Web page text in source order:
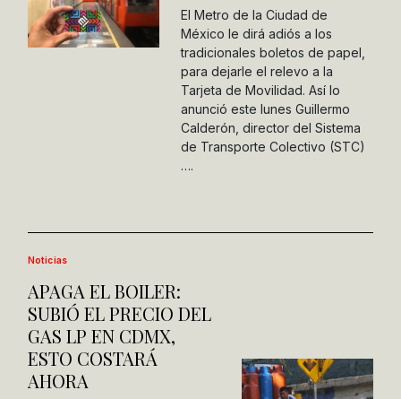
El Metro de la Ciudad de
México le dirá adiós a los
tradicionales boletos de papel,
para dejarle el relevo a la
Tarjeta de Movilidad. Así lo
anunció este lunes Guillermo
Calderón, director del Sistema
de Transporte Colectivo (STC)
….
Noticias
APAGA EL BOILER:
SUBIÓ EL PRECIO DEL
GAS LP EN CDMX,
ESTO COSTARÁ
AHORA